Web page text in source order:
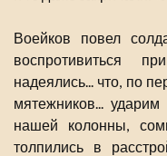
Воейков повел
воспротивиться
надеялись... что, по
мятежников...
нашей колонны,
толпились в